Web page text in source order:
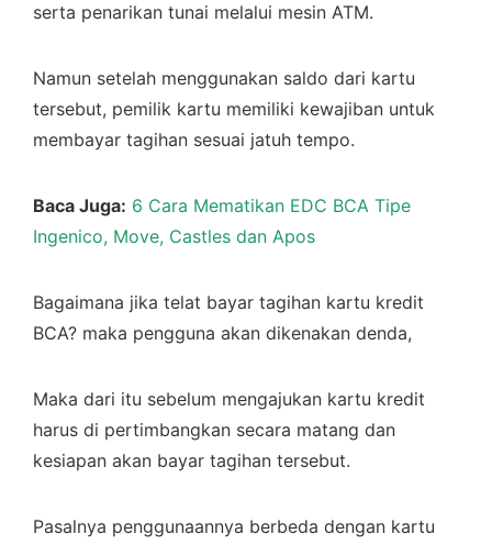
serta penarikan tunai melalui mesin ATM.
Namun setelah menggunakan saldo dari kartu
tersebut, pemilik kartu memiliki kewajiban untuk
membayar tagihan sesuai jatuh tempo.
Baca Juga: 6 Cara Mematikan EDC BCA Tipe
Ingenico, Move, Castles dan Apos
Bagaimana jika telat bayar tagihan kartu kredit
BCA? maka pengguna akan dikenakan denda,
Maka dari itu sebelum mengajukan kartu kredit
harus di pertimbangkan secara matang dan
kesiapan akan bayar tagihan tersebut.
Pasalnya penggunaannya berbeda dengan kartu